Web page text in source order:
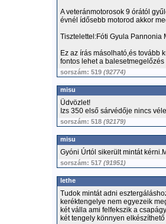
A veteránmotorosok 9 órától
évnél ídősebb motorod akkor
Tisztelettel:Fóti Gyula Pannonia
Ez az írás másolható,és tovább
fontos lehet a balesetmegelőzés
sorszám: 519 (92774)
misu
Üdvözlet!
Izs 350 első sárvédője nincs
sorszám: 518 (92179)
misu
Gyóni Úrtól sikerült mintát
sorszám: 517 (91951)
lethe
Tudok mintát adni
keréktengelye nem egyezeik
két válla ami felfekszik a
két tengely könnyen